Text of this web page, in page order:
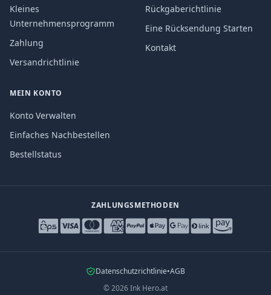
Kleines
Unternehmensprogramm
Zahlung
Versandrichtlinie
Rückgaberichtlinie
Eine Rücksendung Starten
Kontakt
MEIN KONTO
Konto Verwalten
Einfaches Nachbestellen
Bestellstatus
ZAHLUNGSMETHODEN
Datenschutzrichtlinie•AGB
©2026Ink Hero.at